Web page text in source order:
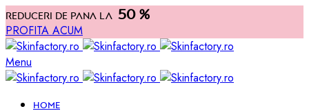
Reduceri de pana la 50 %
PROFITA ACUM
Menu
HOME